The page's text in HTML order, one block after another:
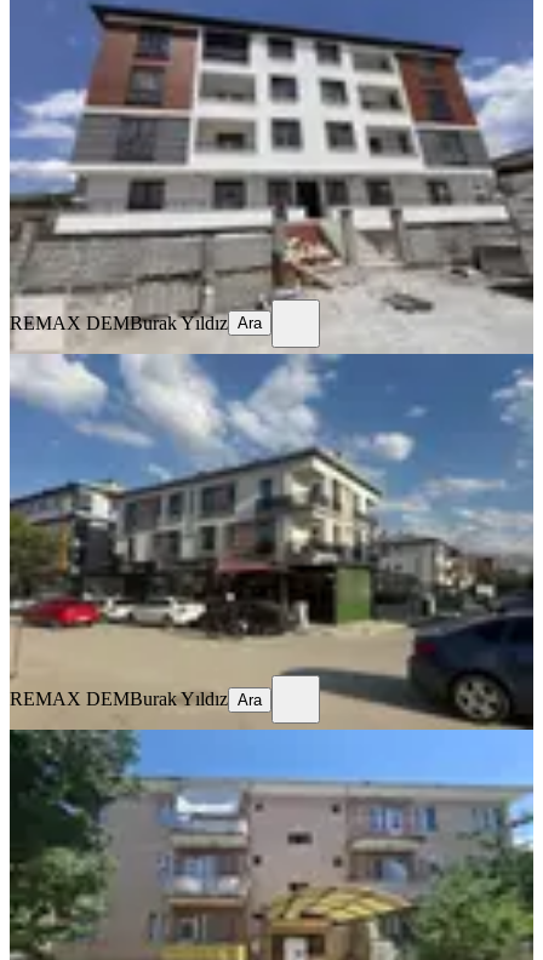
Remax Dem'den Cumhuriyet Mah.
2+1 Kiralık Daire
Merkez, Başbağlar Mahallesi
2+1·90 m²· 1. Kat 19.07.2026
20.000 ₺
REMAX DEMBurak Yıldız
REMAX DEMBurak Yıldız Ara
MANZARALI
%9
Remax Dem'den Merkezi Konumda
Eşyalı Kiralık 1+1 Daire
Merkez, İnönü Mahallesi
1+1
65 m²·1. Kat·17.07.2026
20.000 ₺ 22.000 ₺
REMAX DEMBurak Yıldız
REMAX DEMBurak Yıldız Ara
MANZARALI
Geniş 3+1 Kiralık Daire
Merkez, Ergenekon Mahallesi
3+1·135 m² 3. Kat 17.07.2026
15.500 ₺